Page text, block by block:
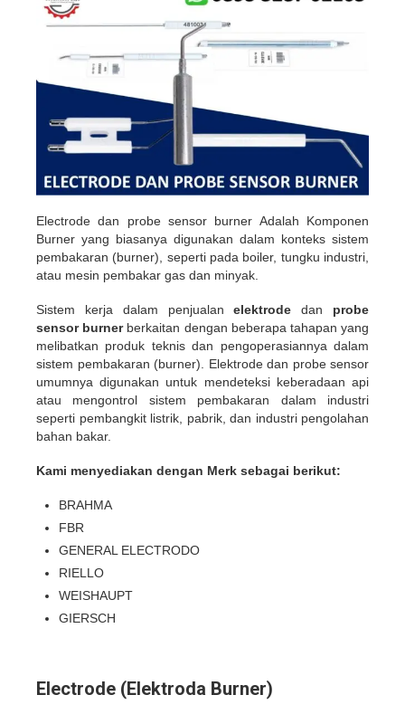
Electrode dan probe sensor burner Adalah Komponen
Burner yang biasanya digunakan dalam konteks sistem
pembakaran (burner), seperti pada boiler, tungku industri,
atau mesin pembakar gas dan minyak.
Sistem kerja dalam penjualanelektrode dan probe
sensor burnerberkaitan dengan beberapa tahapan yang
melibatkan produk teknis dan pengoperasiannya dalam
sistem pembakaran (burner). Elektrode dan probe sensor
umumnya digunakan untuk mendeteksi keberadaan api
atau mengontrol sistem pembakaran dalam industri
seperti pembangkit listrik, pabrik, dan industri pengolahan
bahan bakar.
Kami menyediakan dengan Merk sebagai berikut:
BRAHMA
FBR
GENERAL ELECTRODO
RIELLO
WEISHAUPT
GIERSCH
Electrode (Elektroda Burner)